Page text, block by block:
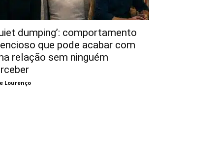
dumping’: comportamento
que pode acabar com
relação sem ninguém
Lourenço